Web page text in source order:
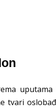
tvari